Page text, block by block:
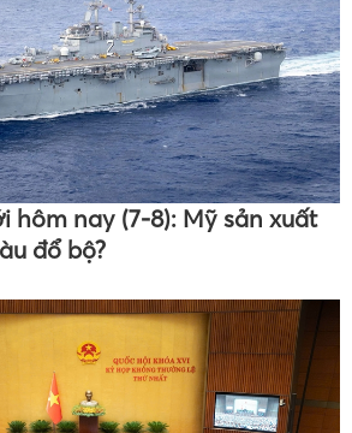
hôm nay (7-8): Mỹ sản xuất
đổ bộ?